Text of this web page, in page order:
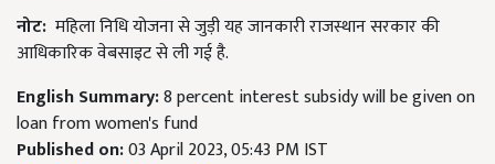
नोट: महिला निधि योजना से जुड़ी यह जानकारी राजस्थान सरकार की
आधिकारिक वेबसाइट से ली गई है.
English Summary:8 percent interest subsidy will be given on
loan from women's fund
Published on:03 April 2023, 05:43 PM IST